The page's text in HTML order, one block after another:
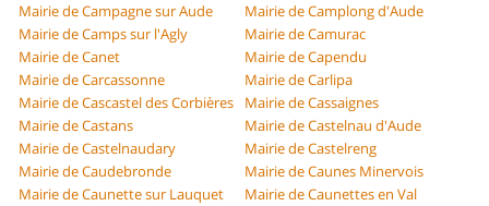
Mairie de Campagne sur Aude
Mairie de Camplong d'Aude
Mairie de Camps sur l'Agly
Mairie de Camurac
Mairie de Canet
Mairie de Capendu
Mairie de Carcassonne
Mairie de Carlipa
Mairie de Cascastel des Corbières
Mairie de Cassaignes
Mairie de Castans
Mairie de Castelnau d'Aude
Mairie de Castelnaudary
Mairie de Castelreng
Mairie de Caudebronde
Mairie de Caunes Minervois
Mairie de Caunette sur Lauquet
Mairie de Caunettes en Val